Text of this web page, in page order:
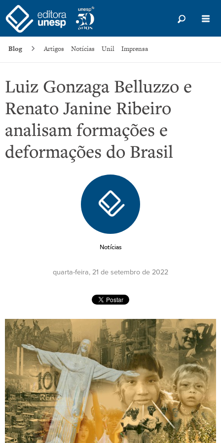
Blog Artigos Notícias Unil Imprensa
Luiz Gonzaga Belluzzo e
Renato Janine Ribeiro
analisam formações e
deformações do Brasil
Notícias
quarta-feira, 21 de setembro de 2022